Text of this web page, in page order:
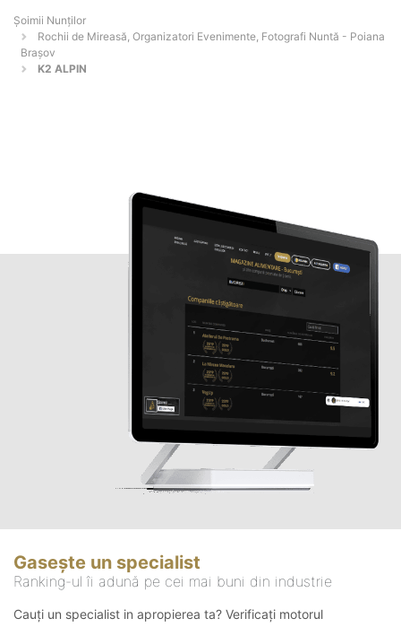
Șoimii Nunților
Rochii de Mireasă, Organizatori Evenimente, Fotografi Nuntă - Poiana
Braşov
K2 ALPIN
Gasește un specialist
Ranking-ul îi adună pe cei mai buni din industrie
Cauți un specialist in apropierea ta? Verificați motorul